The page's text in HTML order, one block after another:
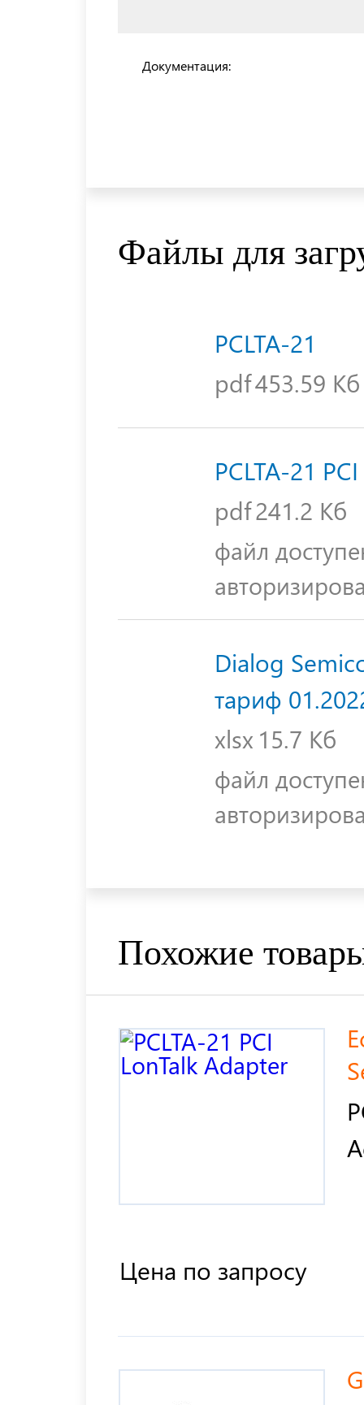
Документация:
Файлы для
PCLTA-21
pdf453.59 Кб
PCLTA-21
pdf241.2 Кб
файл
Dialog
тариф
xlsx 15.7 Кб
файл
Похожие
Цена по запросу